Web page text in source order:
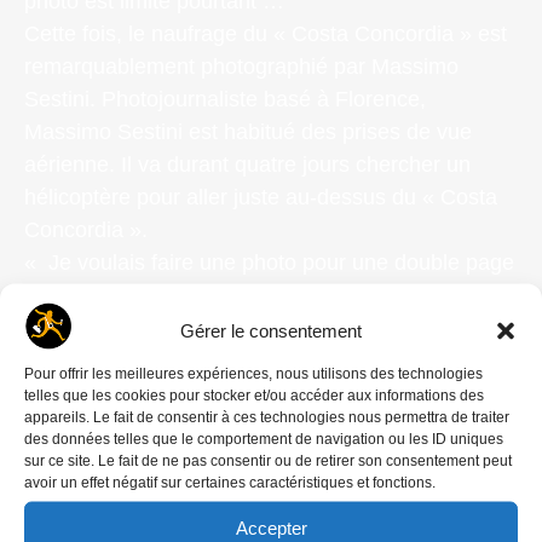
Gérer le consentement
Pour offrir les meilleures expériences, nous utilisons des technologies
telles que les cookies pour stocker et/ou accéder aux informations des
appareils. Le fait de consentir à ces technologies nous permettra de traiter
des données telles que le comportement de navigation ou les ID uniques
sur ce site. Le fait de ne pas consentir ou de retirer son consentement peut
avoir un effet négatif sur certaines caractéristiques et fonctions.
Accepter
flotte, avant que l’on s’aperçoive qu’à la place du
ciel, il y a de l’eau ! ».
En attendant de trouver un hélicoptère qui veuille
bien l’embarquer, la Marine nationale italienne
avec laquelle il a déjà fait de nombreux reportages,
l’autorise à plonger sur l’épave. Il va pouvoir
s’introduire dans le navire et photographier